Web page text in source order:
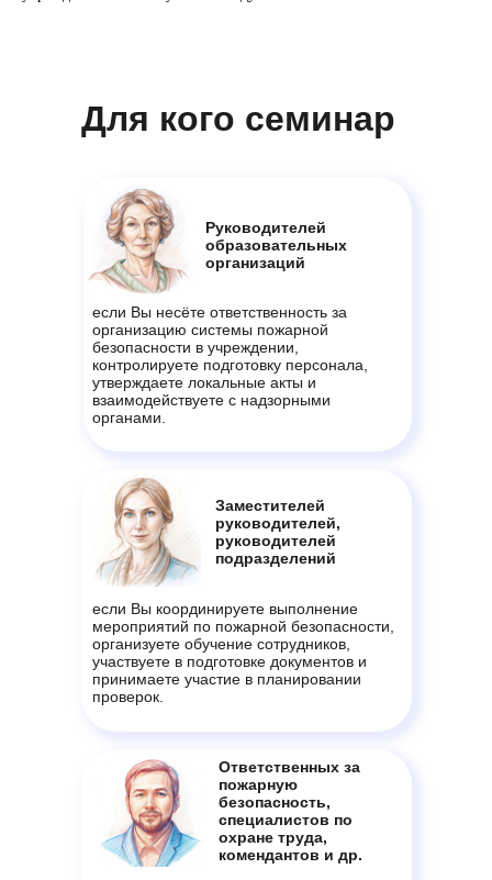
Для кого семинар
Ответственных за
пожарную
безопасность,
специалистов по
охране труда,
комендантов и др.
если Вы координируете выполнение
мероприятий по пожарной безопасности,
организуете обучение сотрудников,
участвуете в подготовке документов и
принимаете участие в планировании
проверок.
Заместителей
руководителей,
руководителей
подразделений
если Вы несёте ответственность за
организацию системы пожарной
безопасности в учреждении,
контролируете подготовку персонала,
утверждаете локальные акты и
взаимодействуете с надзорными
органами.
Руководителей
образовательных
организаций